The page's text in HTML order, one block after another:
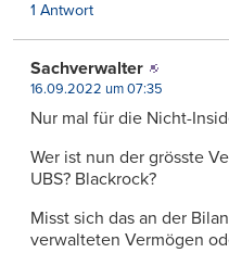
1 Antwort
Sachverwalter
16.09.2022 um 07:35
Nur mal für die Nicht-
Wer ist nun der grösste
UBS? Blackrock?
Misst sich das an der
verwalteten Vermögen